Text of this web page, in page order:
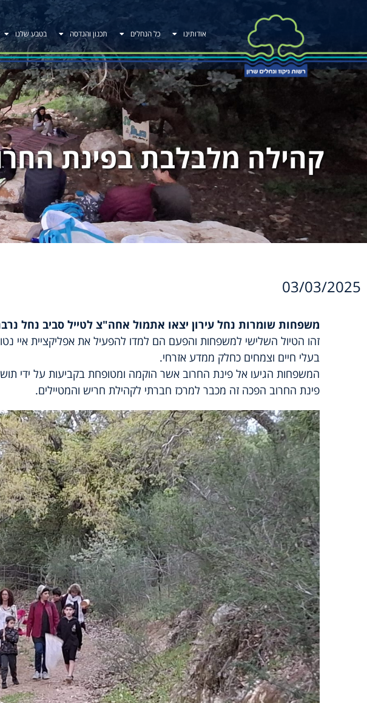
אודותינו כל הנחלים תכנון והנדסה בטבע שלנו
קהילה מלבלבת בפינת
03/03/2025
משפחות שומרות נחל עירון יצאו אתמול אחה"צ לטייל סביב נחל
זהו הטיול השלישי למשפחות והפעם הם למדו להפעיל את אפליקציית איי
בעלי חיים וצמחים כחלק ממדע אזרחי.
המשפחות הגיעו אל פינת החרוב אשר הוקמה ומטופחת בקביעות על ידי
פינת החרוב הפכה זה מכבר למרכז חברתי לקהילת חריש והמטיילים.